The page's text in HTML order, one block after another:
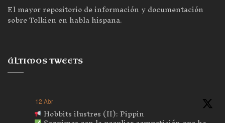
El mayor repositorio de información y documentación
sobre Tolkien en habla hispana.
ÚLTIMOS TWEETS
12 Abr
Hobbits ilustres (II): Pippin